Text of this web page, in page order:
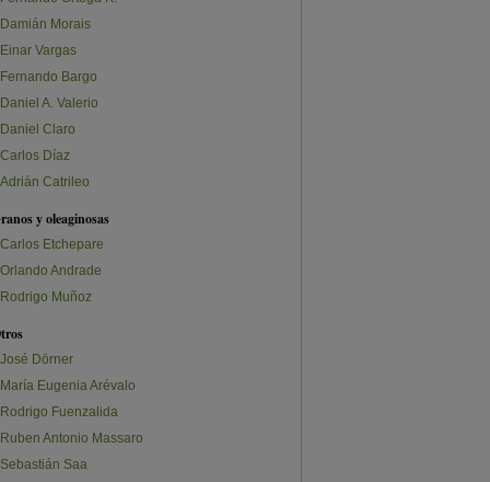
Damián Morais
Einar Vargas
Fernando Bargo
Daniel A. Valerio
Daniel Claro
Carlos Díaz
Adrián Catrileo
y oleaginosas
Carlos Etchepare
Orlando Andrade
Rodrigo Muñoz
José Dörner
María Eugenia Arévalo
Rodrigo Fuenzalida
Ruben Antonio Massaro
Sebastián Saa